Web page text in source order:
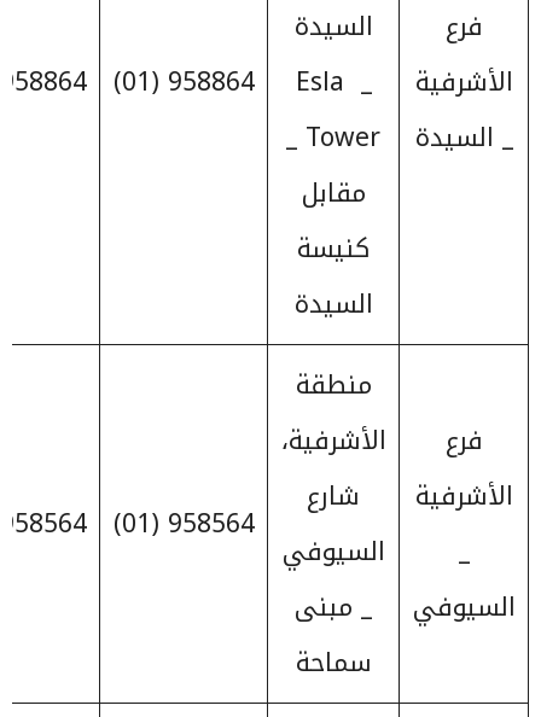
فرع
الأشرفية
_ السيدة
السيدة
_ Esla
Tower _
مقابل
كنيسة
السيدة
958864 (01)
958864 (01)
فرع
الأشرفية
_
السيوفي
منطقة
الأشرفية،
شارع
السيوفي
_ مبنى
سماحة
958564 (01)
958564 (01)